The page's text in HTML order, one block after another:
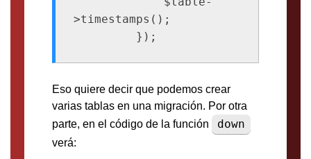
>timestamps();
         });
Eso quiere decir que podemos crear
varias tablas en una migración. Por otra
parte, en el código de la función
down
verá: